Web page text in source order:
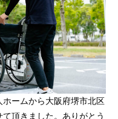
ームから大阪府堺市北区
頂きました。ありがとう